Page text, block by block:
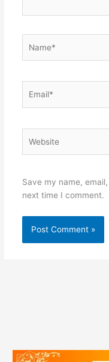
Save my name,
next time I comment.